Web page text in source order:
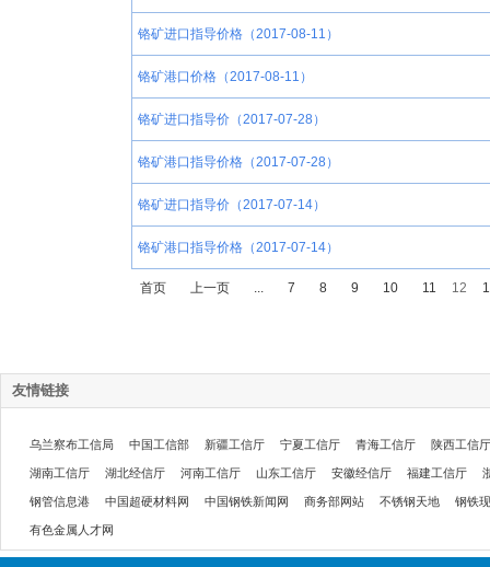
铬矿进口指导价格（2017-08-11）
铬矿港口价格（2017-08-11）
铬矿进口指导价（2017-07-28）
铬矿港口指导价格（2017-07-28）
铬矿进口指导价（2017-07-14）
铬矿港口指导价格（2017-07-14）
首页 上一页 7 8 9 10 11 12
友情链接
乌兰察布工信局 中国工信部 新疆工信厅 宁夏工信厅 青海工信厅 陕西工信厅
湖南工信厅 湖北经信厅 河南工信厅 山东工信厅 安徽经信厅 福建工信厅
钢管信息港 中国超硬材料网 中国钢铁新闻网 商务部网站 不锈钢天地 钢铁
有色金属人才网